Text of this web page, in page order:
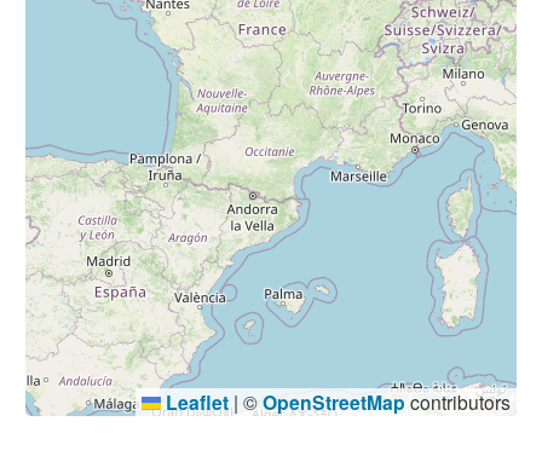
Leaflet | ©OpenStreetMap contributors